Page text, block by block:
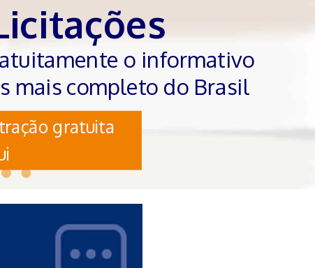
o informativo
mais completo do Brasil
gratuita